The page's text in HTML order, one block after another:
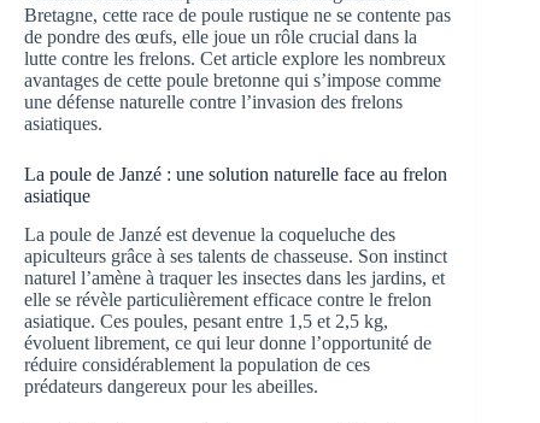
Bretagne, cette race de poule rustique ne se contente pas
de pondre des œufs, elle joue un rôle crucial dans la
lutte contre les frelons. Cet article explore les nombreux
avantages de cette poule bretonne qui s’impose comme
une défense naturelle contre l’invasion des frelons
asiatiques.
La poule de Janzé : une solution naturelle face au frelon
asiatique
La poule de Janzé est devenue la coqueluche des
apiculteurs grâce à ses talents de chasseuse. Son instinct
naturel l’amène à traquer les insectes dans les jardins, et
elle se révèle particulièrement efficace contre le frelon
asiatique. Ces poules, pesant entre 1,5 et 2,5 kg,
évoluent librement, ce qui leur donne l’opportunité de
réduire considérablement la population de ces
prédateurs dangereux pour les abeilles.